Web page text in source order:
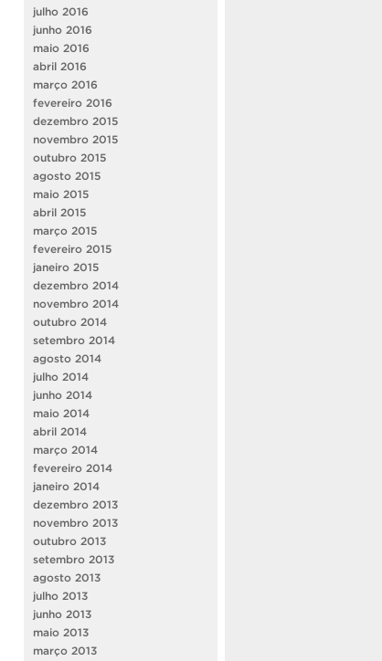
julho 2016
junho 2016
maio 2016
abril 2016
março 2016
fevereiro 2016
dezembro 2015
novembro 2015
outubro 2015
agosto 2015
maio 2015
abril 2015
março 2015
fevereiro 2015
janeiro 2015
dezembro 2014
novembro 2014
outubro 2014
setembro 2014
agosto 2014
julho 2014
junho 2014
maio 2014
abril 2014
março 2014
fevereiro 2014
janeiro 2014
dezembro 2013
novembro 2013
outubro 2013
setembro 2013
agosto 2013
julho 2013
junho 2013
maio 2013
março 2013